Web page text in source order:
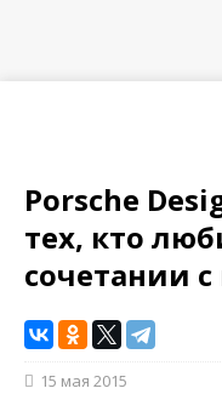
Porsche
тех, кто
сочетании
15 мая 2015